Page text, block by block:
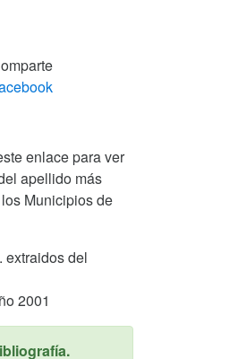
enlace para ver
apellido más
Municipios de
extraidos del
2001